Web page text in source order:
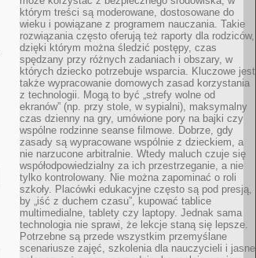
którym treści są moderowane, dostosowane do
wieku i powiązane z programem nauczania. Takie
rozwiązania często oferują też raporty dla rodziców,
dzięki którym można śledzić postępy, czas
spędzany przy różnych zadaniach i obszary, w
których dziecko potrzebuje wsparcia. Kluczowe jest
także wypracowanie domowych zasad korzystania
z technologii. Mogą to być „strefy wolne od
ekranów” (np. przy stole, w sypialni), maksymalny
czas dzienny na gry, umówione pory na bajki czy
wspólne rodzinne seanse filmowe. Dobrze, gdy
zasady są wypracowane wspólnie z dzieckiem, a
nie narzucone arbitralnie. Wtedy maluch czuje się
współodpowiedzialny za ich przestrzeganie, a nie
tylko kontrolowany. Nie można zapominać o roli
szkoły. Placówki edukacyjne często są pod presją,
by „iść z duchem czasu”, kupować tablice
multimedialne, tablety czy laptopy. Jednak sama
technologia nie sprawi, że lekcje staną się lepsze.
Potrzebne są przede wszystkim przemyślane
scenariusze zajęć, szkolenia dla nauczycieli i jasne